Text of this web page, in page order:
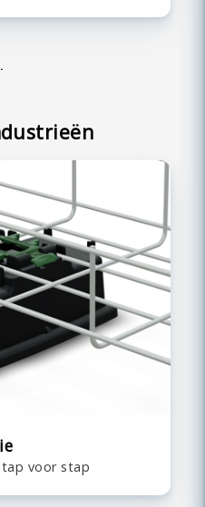
voor stap